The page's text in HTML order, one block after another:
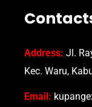
Address: Jl.
Kec. Waru,
Email: